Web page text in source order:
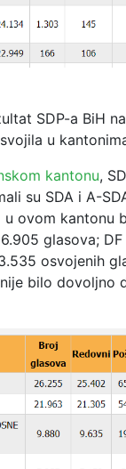
SDP-a BiH
u
kantonu,
su SDA i A-
ovom kantonu
glasova;
osvojenih
bilo dovoljno